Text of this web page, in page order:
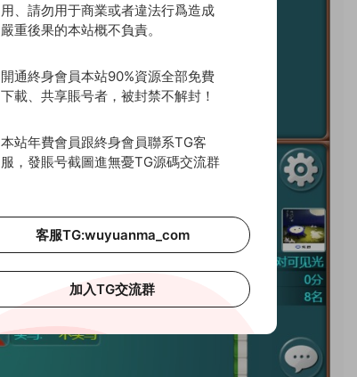
用、請勿用于商業或者違法行爲造成
嚴重後果的本站概不負責。
開通終身會員本站90%資源全部免費
下載、共享賬号者，被封禁不解封！
本站年費會員跟終身會員聯系TG客
服，發賬号截圖進無憂TG源碼交流群
客服TG:wuyuanma_com
加入TG交流群